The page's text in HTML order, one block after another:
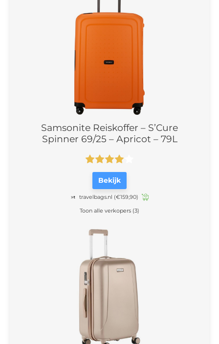
Samsonite Reiskoffer – S’Cure
Spinner 69/25 – Apricot – 79L
Bekijk
travelbags.nl (€159,90)
Toon alle verkopers (3)